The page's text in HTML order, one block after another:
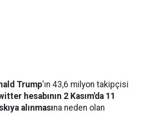
Trump'ın 43,6 milyon takipçisi
hesabının 2 Kasım'da 11
alınmasına neden olan